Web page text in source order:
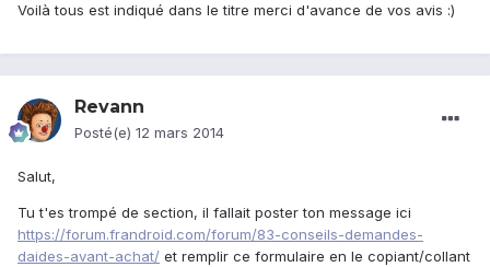
Voilà tous est indiqué dans le titre merci d'avance de vos avis :)
Revann
Posté(e) 12 mars 2014
Salut,
Tu t'es trompé de section, il fallait poster ton message ici
https://forum.frandroid.com/forum/83-conseils-demandes-
daides-avant-achat/ et remplir ce formulaire en le copiant/collant